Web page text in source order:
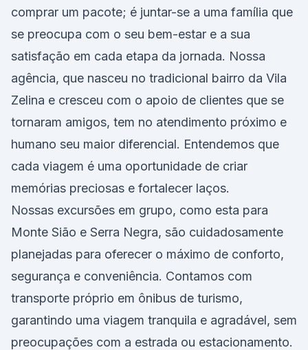
comprar um pacote; é juntar-se a uma família que
se preocupa com o seu bem-estar e a sua
satisfação em cada etapa da jornada. Nossa
agência, que nasceu no tradicional bairro da Vila
Zelina e cresceu com o apoio de clientes que se
tornaram amigos, tem no atendimento próximo e
humano seu maior diferencial. Entendemos que
cada viagem é uma oportunidade de criar
memórias preciosas e fortalecer laços.
Nossas excursões em grupo, como esta para
Monte Sião e Serra Negra, são cuidadosamente
planejadas para oferecer o máximo de conforto,
segurança e conveniência. Contamos com
transporte próprio em ônibus de turismo,
garantindo uma viagem tranquila e agradável, sem
preocupações com a estrada ou estacionamento.